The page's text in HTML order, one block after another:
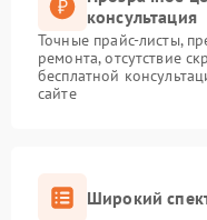
консультация
Точные прайс-листы,
ремонта, отсутствие
бесплатной
сайте
Широкий